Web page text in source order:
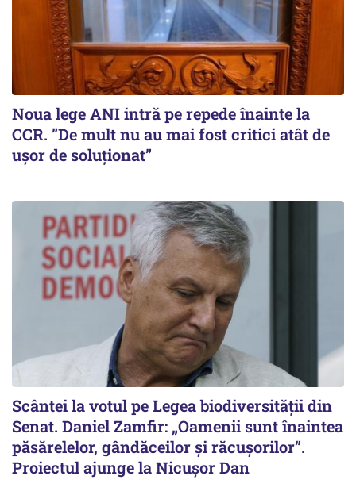
Noua lege ANI intră pe repede înainte la
CCR. ”De mult nu au mai fost critici atât de
ușor de soluționat”
Scântei la votul pe Legea biodiversității din
Senat. Daniel Zamfir: „Oamenii sunt înaintea
păsărelelor, gândăceilor și răcușorilor”.
Proiectul ajunge la Nicușor Dan